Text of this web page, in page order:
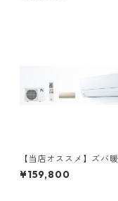
【当店オススメ】ズバ
電機 6～18畳用
¥159,800